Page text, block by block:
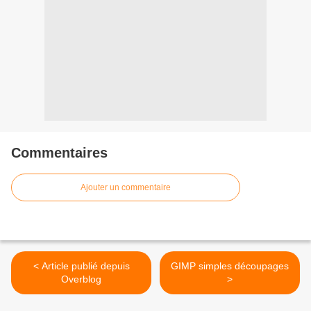
Commentaires
Ajouter un commentaire
< Article publié depuis
Overblog
GIMP simples découpages
>